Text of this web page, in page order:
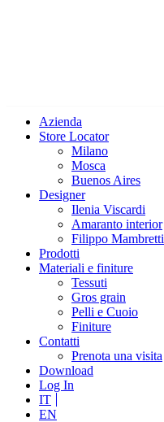
Azienda
Store Locator
Milano
Mosca
Buenos Aires
Designer
Ilenia Viscardi
Amaranto interior
Filippo Mambretti
Prodotti
Materiali e finiture
Tessuti
Gros grain
Pelli e Cuoio
Finiture
Contatti
Prenota una visita
Download
Log In
IT
EN